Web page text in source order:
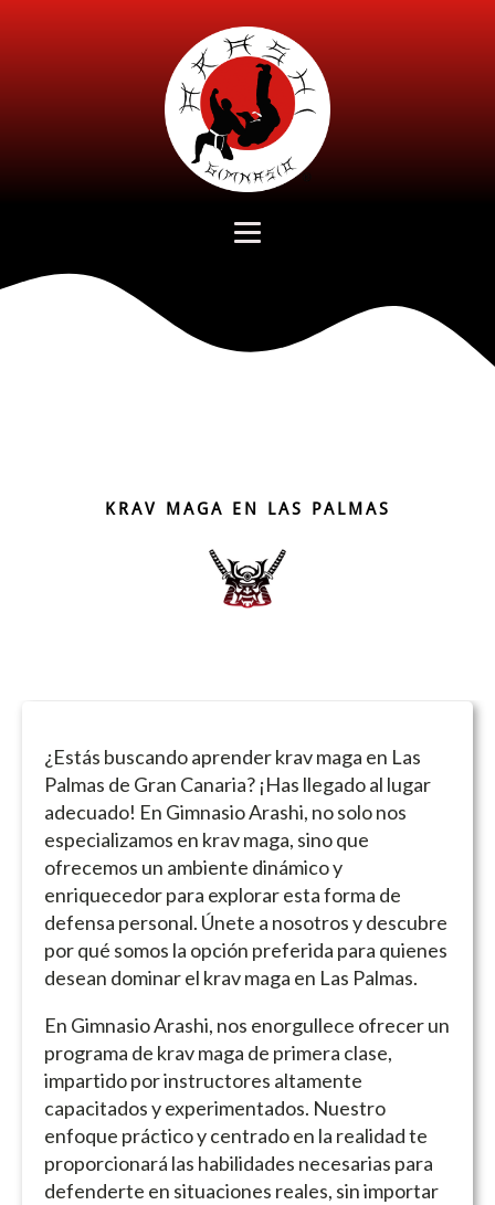
KRAV MAGA EN LAS PALMAS
¿Estás buscando aprender krav maga en Las
Palmas de Gran Canaria? ¡Has llegado al lugar
adecuado! En Gimnasio Arashi, no solo nos
especializamos en krav maga, sino que
ofrecemos un ambiente dinámico y
enriquecedor para explorar esta forma de
defensa personal. Únete a nosotros y descubre
por qué somos la opción preferida para quienes
desean dominar el krav maga en Las Palmas.
En Gimnasio Arashi, nos enorgullece ofrecer un
programa de krav maga de primera clase,
impartido por instructores altamente
capacitados y experimentados. Nuestro
enfoque práctico y centrado en la realidad te
proporcionará las habilidades necesarias para
defenderte en situaciones reales, sin importar